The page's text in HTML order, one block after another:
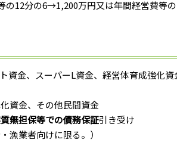
の12分の6→1,200万円又は年間経営費等
資金、スーパーL資金、経営体育成強化資
資金、その他民間資金
無担保等での債務保証引き受け
業者向けに限る。）